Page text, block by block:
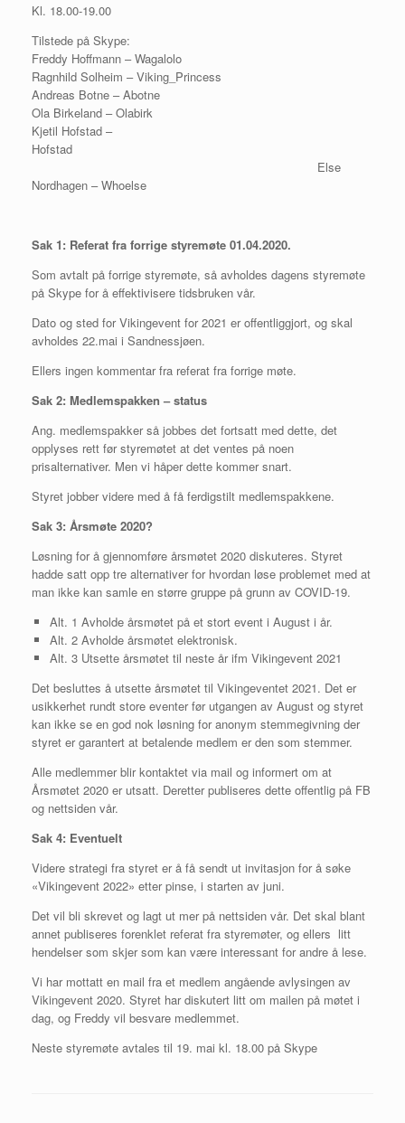
Kl. 18.00-19.00
Tilstede på Skype:
Freddy Hoffmann – Wagalolo
Ragnhild Solheim – Viking_Princess
Andreas Botne – Abotne
Ola Birkeland – Olabirk
Kjetil Hofstad –
Hofstad
Else
Nordhagen – Whoelse
Sak 1: Referat fra forrige styremøte 01.04.2020.
Som avtalt på forrige styremøte, så avholdes dagens styremøte
på Skype for å effektivisere tidsbruken vår.
Dato og sted for Vikingevent for 2021 er offentliggjort, og skal
avholdes 22.mai i Sandnessjøen.
Ellers ingen kommentar fra referat fra forrige møte.
Sak 2: Medlemspakken – status
Ang. medlemspakker så jobbes det fortsatt med dette, det
opplyses rett før styremøtet at det ventes på noen
prisalternativer. Men vi håper dette kommer snart.
Styret jobber videre med å få ferdigstilt medlemspakkene.
Sak 3: Årsmøte 2020?
Løsning for å gjennomføre årsmøtet 2020 diskuteres. Styret
hadde satt opp tre alternativer for hvordan løse problemet med at
man ikke kan samle en større gruppe på grunn av COVID-19.
Alt. 1 Avholde årsmøtet på et stort event i August i år.
Alt. 2 Avholde årsmøtet elektronisk.
Alt. 3 Utsette årsmøtet til neste år ifm Vikingevent 2021
Det besluttes å utsette årsmøtet til Vikingeventet 2021. Det er
usikkerhet rundt store eventer før utgangen av August og styret
kan ikke se en god nok løsning for anonym stemmegivning der
styret er garantert at betalende medlem er den som stemmer.
Alle medlemmer blir kontaktet via mail og informert om at
Årsmøtet 2020 er utsatt. Deretter publiseres dette offentlig på FB
og nettsiden vår.
Sak 4: Eventuelt
Videre strategi fra styret er å få sendt ut invitasjon for å søke
«Vikingevent 2022» etter pinse, i starten av juni.
Det vil bli skrevet og lagt ut mer på nettsiden vår. Det skal blant
annet publiseres forenklet referat fra styremøter, og ellers litt
hendelser som skjer som kan være interessant for andre å lese.
Vi har mottatt en mail fra et medlem angående avlysingen av
Vikingevent 2020. Styret har diskutert litt om mailen på møtet i
dag, og Freddy vil besvare medlemmet.
Neste styremøte avtales til 19. mai kl. 18.00 på Skype